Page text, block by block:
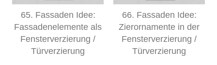
65. Fassaden Idee:
Fassadenelemente als
Fensterverzierung /
Türverzierung
66. Fassaden Idee:
Zierornamente in der
Fensterverzierung /
Türverzierung